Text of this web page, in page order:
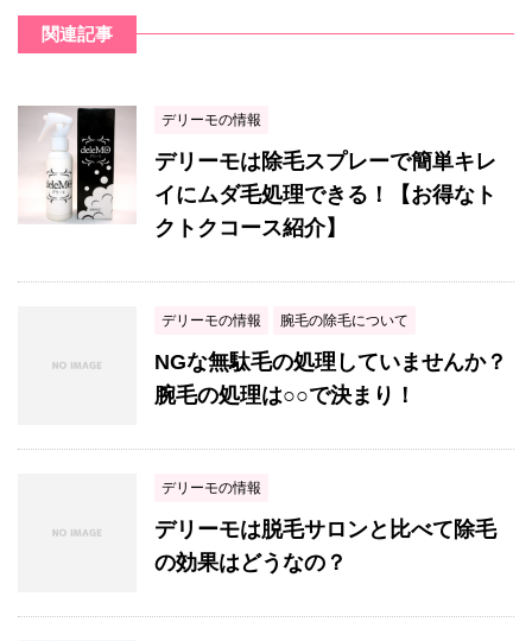
関連記事
デリーモの情報
デリーモは除毛スプレーで簡単キレ
イにムダ毛処理できる！【お得なト
クトクコース紹介】
デリーモの情報 腕毛の除毛について
NGな無駄毛の処理していませんか？
腕毛の処理は○○で決まり！
デリーモの情報
デリーモは脱毛サロンと比べて除毛
の効果はどうなの？